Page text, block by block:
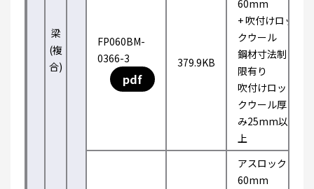
梁
(複
合)
FP060BM-
0366-3
pdf
379.9KB
60mm
+ 吹付けロッ
クウール
鋼材寸法制
限有り
吹付けロッ
クウール厚
み25mm以
上
アスロック
60mm